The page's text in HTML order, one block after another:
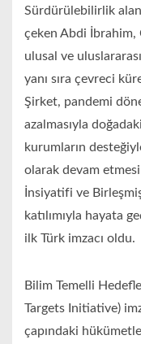
Sürdürülebilirlik
çeken Abdi
ulusal ve
yanı sıra çevreci
Şirket, pandemi
azalmasıyla
kurumların
olarak devam
İnsiyatifi ve
katılımıyla hayata
ilk Türk imzacı oldu.
Bilim Temelli
Targets Initiative)
çapındaki